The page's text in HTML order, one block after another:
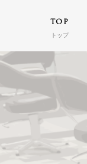
TOP
トップ